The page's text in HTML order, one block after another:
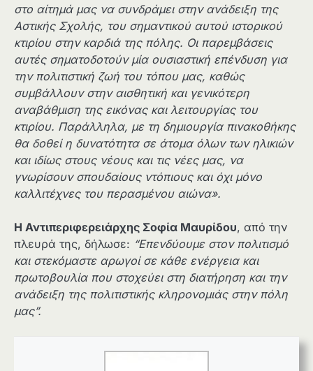
στο αίτημά μας να συνδράμει στην ανάδειξη της
Αστικής Σχολής, του σημαντικού αυτού ιστορικού
κτιρίου στην καρδιά της πόλης. Οι παρεμβάσεις
αυτές σηματοδοτούν μία ουσιαστική επένδυση για
την πολιτιστική ζωή του τόπου μας, καθώς
συμβάλλουν στην αισθητική και γενικότερη
αναβάθμιση της εικόνας και λειτουργίας του
κτιρίου. Παράλληλα, με τη δημιουργία πινακοθήκης
θα δοθεί η δυνατότητα σε άτομα όλων των ηλικιών
και ιδίως στους νέους και τις νέες μας, να
γνωρίσουν σπουδαίους ντόπιους και όχι μόνο
καλλιτέχνες του περασμένου αιώνα».
Η Αντιπεριφερειάρχης Σοφία Μαυρίδου, από την
πλευρά της, δήλωσε: “Επενδύουμε στον πολιτισμό
και στεκόμαστε αρωγοί σε κάθε ενέργεια και
πρωτοβουλία που στοχεύει στη διατήρηση και την
ανάδειξη της πολιτιστικής κληρονομιάς στην πόλη
μας”.